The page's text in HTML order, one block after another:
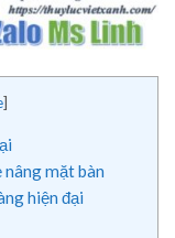
]
nâng mặt bàn
hiện đại